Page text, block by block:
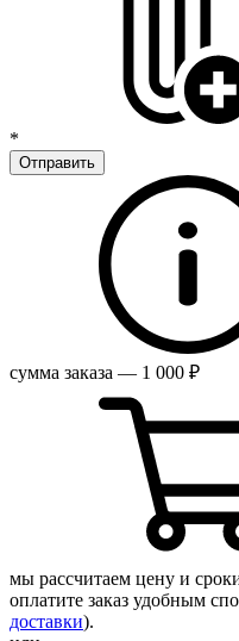
*
Отправить
сумма заказа — 1 000 ₽
мы рассчитаем цену и
оплатите заказ удобным
доставки).